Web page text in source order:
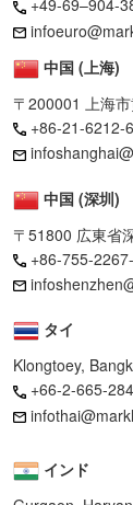
+49-69–904-
中国 (上海)
〒200001 上海
+86-21-6212-
中国 (深圳)
〒51800 広東省
+86-755-
タイ
Klongtoey,
+66-2-665-
インド